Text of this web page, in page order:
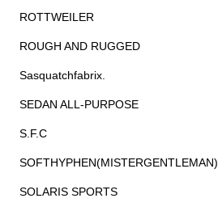
ROTTWEILER
ROUGH AND RUGGED
Sasquatchfabrix.
SEDAN ALL-PURPOSE
S.F.C
SOFTHYPHEN(MISTERGENTLEMAN)
SOLARIS SPORTS